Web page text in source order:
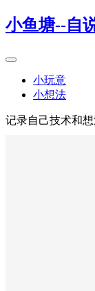
小鱼塘--自
小玩意
小想法
记录自己技术和